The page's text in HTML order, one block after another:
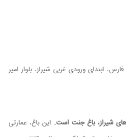
فارس، ابتدای ورودی غربی شیراز، بلوار امیر
شیراز، باغ جنت است. این باغ، عمارتی